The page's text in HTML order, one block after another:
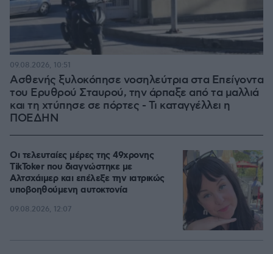
Ασθενής ξυλοκόπησε νοσηλεύτρια στα Επείγοντα
του Ερυθρού Σταυρού, την άρπαξε από τα μαλλιά
και τη χτύπησε σε πόρτες - Τι καταγγέλλει η
ΠΟΕΔΗΝ
09.08.2026, 10:51
Οι τελευταίες μέρες της 49χρονης
TikToker που διαγνώστηκε με
Αλτσχάιμερ και επέλεξε την ιατρικώς
υποβοηθούμενη αυτοκτονία
09.08.2026, 12:07